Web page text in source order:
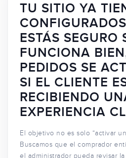
TU SITIO YA
ESTÁS SEGURO
FUNCIONA
PEDIDOS SE
SI EL CLIENTE
RECIBIENDO
EXPERIENCIA
El objetivo no es solo “activar
Buscamos que el comprador
el administrador pueda revisar